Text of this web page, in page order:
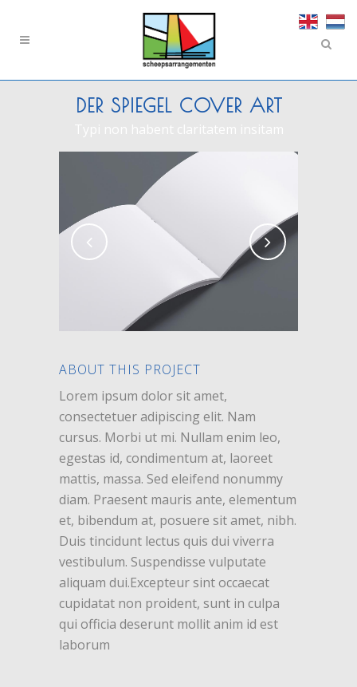
DER SPIEGEL COVER ART
ABOUT THIS PROJECT
Lorem ipsum dolor sit amet,
consectetuer adipiscing elit. Nam
cursus. Morbi ut mi. Nullam enim leo,
egestas id, condimentum at, laoreet
mattis, massa. Sed eleifend nonummy
diam. Praesent mauris ante, elementum
et, bibendum at, posuere sit amet, nibh.
Duis tincidunt lectus quis dui viverra
vestibulum. Suspendisse vulputate
aliquam dui.Excepteur sint occaecat
cupidatat non proident, sunt in culpa
qui officia deserunt mollit anim id est
laborum